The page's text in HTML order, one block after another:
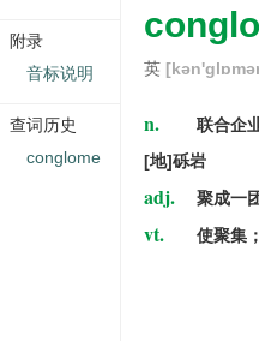
英
n.
联合企
[地]砾岩
adj. 聚成一
vt. 使聚集
附录
音标说明
查词历史
conglome